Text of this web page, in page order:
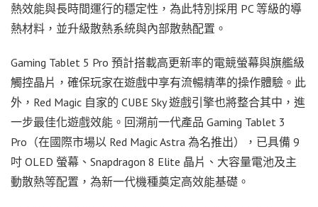
熱效能與長時間運行的穩定性，為此特別採用 PC 等級的導
熱材料，並升級散熱系統與內部散熱配置。
Gaming Tablet 5 Pro 預計搭載高更新率的電競螢幕與旗艦級
觸控晶片，確保玩家在遊戲中享有流暢精準的操作體驗。此
外，Red Magic 自家的 CUBE Sky 遊戲引擎也將整合其中，進
一步最佳化遊戲效能。回溯前一代產品 Gaming Tablet 3
Pro（在國際市場以 Red Magic Astra 為名推出），已具備 9
吋 OLED 螢幕、Snapdragon 8 Elite 晶片、大容量電池及主
動散熱等配置，為新一代機種奠定高效能基礎。